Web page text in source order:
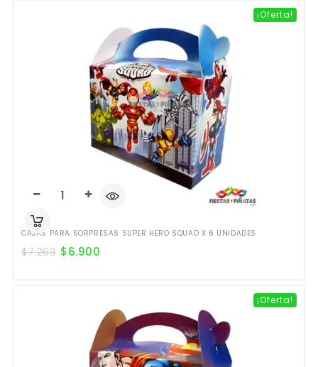
¡Oferta!
CAJAS PARA SORPRESAS SUPER HERO SQUAD X 6 UNIDADES
$7.263 $6.900
¡Oferta!